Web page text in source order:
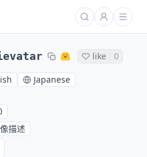
like 0
Japanese
描述